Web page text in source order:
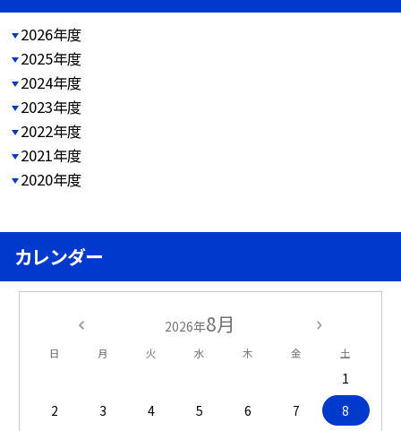
2026年度
2025年度
2024年度
2023年度
2022年度
2021年度
2020年度
カレンダー
2026年8月
日 月 火 水 木 金 土
1
2
3 4 5 6 7
8